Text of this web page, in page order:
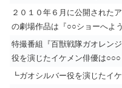
２０１０年６月に公開された
の劇場作品は『○○ショーへよ
特撮番組『百獣戦隊ガオレン
役を演じたイケメン俳優は○○○
┗ガオシルバー役を演じたイ